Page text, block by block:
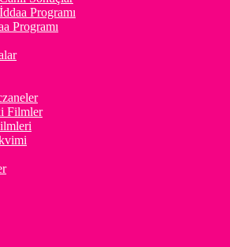
Programı
Programı
Filmler
İLÇE ÖRGÜTÜ ÜYELERİ